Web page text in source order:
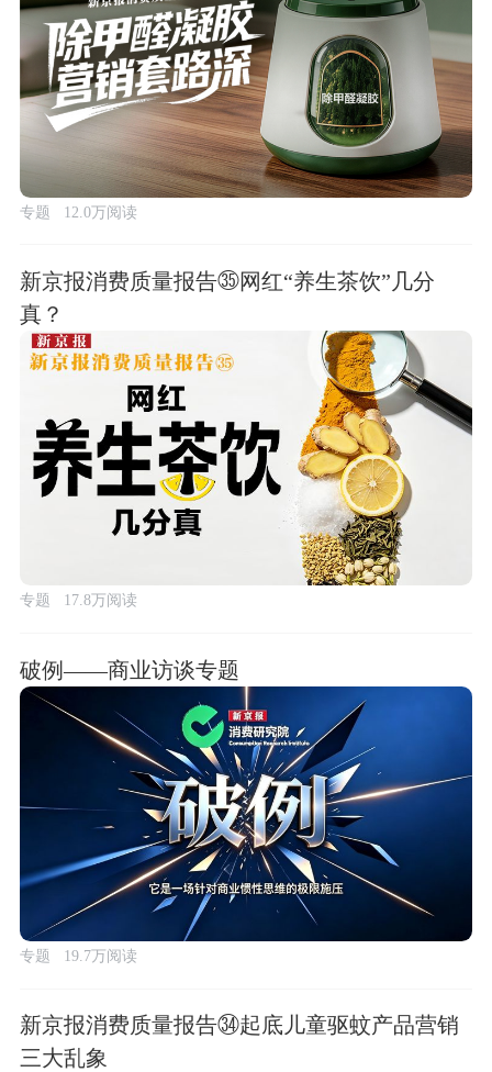
专题 12.0万阅读
新京报消费质量报告㉟网红“养生茶饮”几分
真？
专题 17.8万阅读
破例——商业访谈专题
专题 19.7万阅读
新京报消费质量报告㉞起底儿童驱蚊产品营销
三大乱象